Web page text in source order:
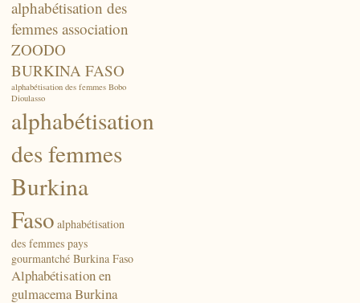
alphabétisation des
femmes association
ZOODO
BURKINA FASO
alphabétisation des femmes Bobo
Dioulasso
alphabétisation
des femmes
Burkina
Faso alphabétisation
des femmes pays
gourmantché Burkina Faso
Alphabétisation en
gulmacema Burkina